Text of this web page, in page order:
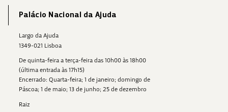
Palácio Nacional da Ajuda
Largo da Ajuda
1349-021 Lisboa
De quinta-feira a terça-feira das 10h00 às 18h00
(última entrada às 17h15)
Encerrado: Quarta-feira; 1 de janeiro; domingo de
Páscoa; 1 de maio; 13 de junho; 25 de dezembro
Raiz